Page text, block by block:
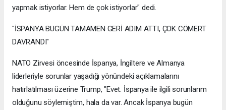
yapmak istiyorlar. Hem de çok istiyorlar" dedi.
"İSPANYA BUGÜN TAMAMEN GERİ ADIM ATTI, ÇOK CÖMERT
DAVRANDI"
NATO Zirvesi öncesinde İspanya, İngiltere ve Almanya
liderleriyle sorunlar yaşadığı yönündeki açıklamalarını
hatırlatılması üzerine Trump, "Evet. İspanya ile ilgili sorunlarım
olduğunu söylemiştim, hala da var. Ancak İspanya bugün